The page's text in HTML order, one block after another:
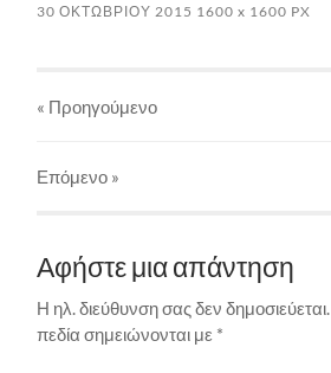
30 ΟΚΤΩΒΡΊΟΥ 2015 1600x 1600 PX
« Προηγούμενο
Επόμενο »
Αφήστε μια απάντηση
Η ηλ. διεύθυνση σας δεν δημοσιεύεται.
πεδία σημειώνονται με *